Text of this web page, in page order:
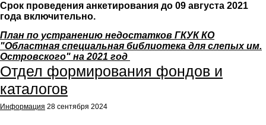
Срок проведения анкетирования до 09 августа 2021
года включительно.
План по устранению недостатков ГКУК КО
"Областная специальная библиотека для слепых им.
Островского" на 2021 год
Отдел формирования фондов и
каталогов
Информация 28 сентября 2024